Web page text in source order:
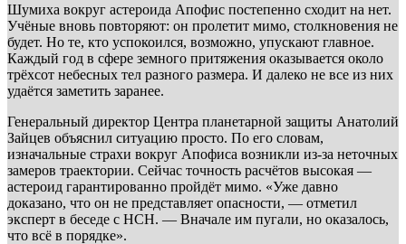
Шумиха вокруг астероида Апофис постепенно сходит на нет.
Учёные вновь повторяют: он пролетит мимо, столкновения не
будет. Но те, кто успокоился, возможно, упускают главное.
Каждый год в сфере земного притяжения оказывается около
трёхсот небесных тел разного размера. И далеко не все из них
удаётся заметить заранее.
Генеральный директор Центра планетарной защиты Анатолий
Зайцев объяснил ситуацию просто. По его словам,
изначальные страхи вокруг Апофиса возникли из-за неточных
замеров траектории. Сейчас точность расчётов высокая —
астероид гарантированно пройдёт мимо. «Уже давно
доказано, что он не представляет опасности, — отметил
эксперт в беседе с НСН. — Вначале им пугали, но оказалось,
что всё в порядке».